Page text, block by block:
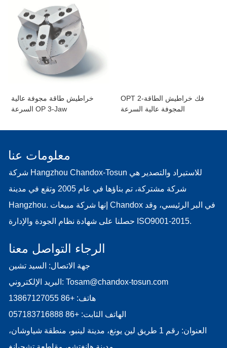
خراطيش طاقة مجوفة عالية
السرعة OP 3-Jaw
OPT 2-فك خراطيش الطاقة
المجوفة عالية السرعة
معلومات عنا
شركة Hangzhou Chandox-Tosun للاستيراد والتصدير هي
شركة مشتركة، تم بناؤها في عام 2005 وتقع في مدينة
Hangzhou. إنها شركة مبيعات Chandox في البر الرئيسي، وقد
حصلنا على شهادة نظام الجودة والإدارة ISO9001-2015.
الرجاء التواصل معنا
جهة الاتصال: السيد تشين
البريد الإلكتروني: Tosam@chandox-tosun.com
هاتف:+86 13867127055
الهاتف الثابت:+86 057183716888
العنوان: رقم 1 طريق لين يونغ، مدينة لينبو، منطقة شياوشان،